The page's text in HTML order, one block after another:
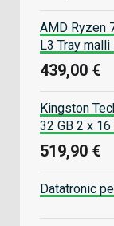
AMD Ryzen
L3 Tray
439,00 €
Kingston
32 GB 2 x 16
519,90 €
Datatronic